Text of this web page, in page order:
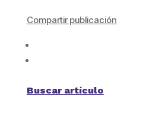
Compartir publicación
Buscar artículo